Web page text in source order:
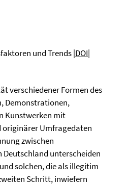
und Trends |DOI|
verschiedener Formen des
Demonstrationen,
Kunstwerken mit
originärer Umfragedaten
zwischen
unterscheiden
solchen, die als illegitim
Schritt, inwiefern